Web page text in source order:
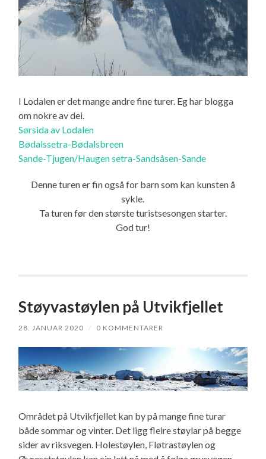
I Lodalen er det mange andre fine turer. Eg har blogga
om nokre av dei.
Sørsida av Lodalen
Bødalssetra-Bødalsbreen
Sande-Tjugen/Haugen setra-Sandsåsen-Sande
Denne turen er fin også for barn som kan kunsten å
sykle.
Ta turen før den største turistsesongen starter.
God tur!
Støyvastøylen på Utvikfjellet
28. JANUAR 2020 / 0 KOMMENTARER
Området på Utvikfjellet kan by på mange fine turar
både sommar og vinter. Det ligg fleire støylar på begge
sider av riksvegen. Holestøylen, Fløtrastøylen og